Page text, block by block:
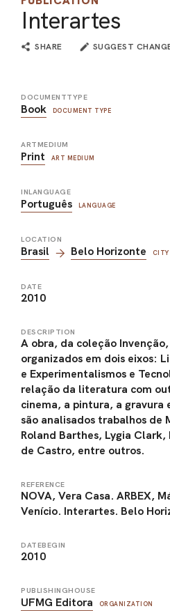
Interartes
SHARE SUGGEST
DOCUMENTTYPE
Book DOCUMENT TYPE
ARTMEDIUM
Print ART MEDIUM
INLANGUAGE
Português LANGUAGE
LOCATION
Brasil Belo Horizonte CITY
DATE
2010
DESCRIPTION
A obra, da coleção
organizados em dois eixos:
e Experimentalismos e
relação da literatura com
cinema, a pintura, a gravura
são analisados trabalhos de
Roland Barthes, Lygia
de Castro, entre outros.
REFERENCE
NOVA, Vera Casa. ARBEX,
Venício. Interartes. Belo
DATEBEGIN
2010
PUBLISHINGHOUSE
UFMG Editora ORGANIZATION